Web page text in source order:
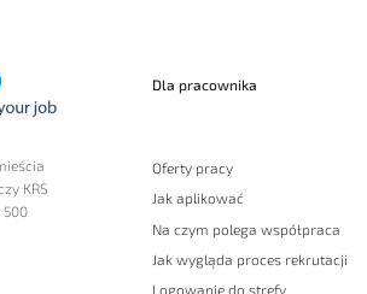
KRS
500
Dla pracownika
Oferty pracy
Jak aplikować
Na czym polega współpraca
Jak wygląda proces rekrutacji
Logowanie do strefy